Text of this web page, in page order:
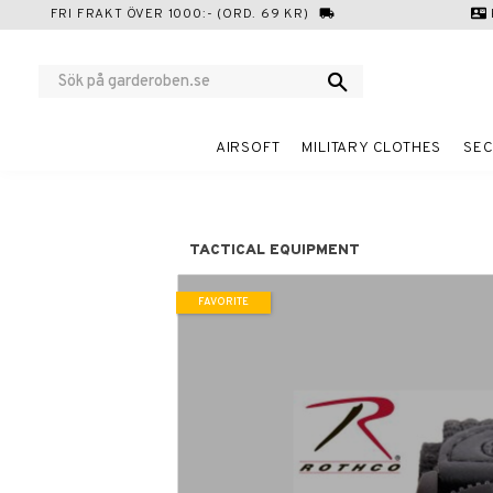
FRI FRAKT ÖVER 1000:- (ORD. 69 KR) local_shipping contact_mail
AIRSOFT MILITARY CLOTHES
TACTICAL EQUIPMENT
FAVORITE